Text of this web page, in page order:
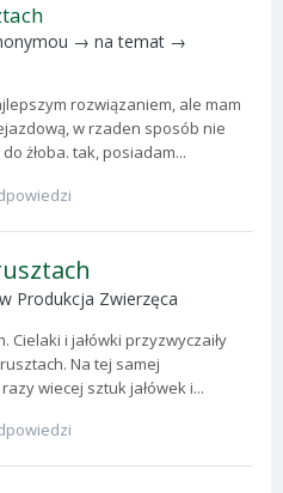
→ na temat →
rozwiązaniem, ale mam
w rzaden sposób nie
żłoba. tak, posiadam...
Produkcja Zwierzęca
Cielaki i jałówki przyzwyczaiły
Na tej samej
wiecej sztuk jałówek i...